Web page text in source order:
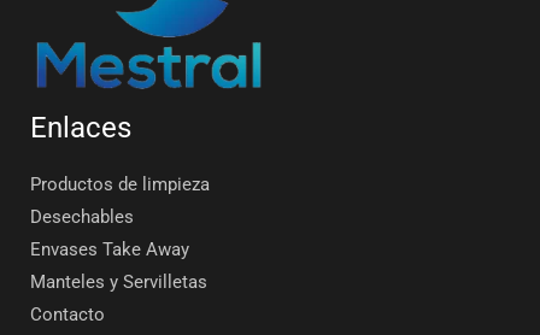
Enlaces
Productos de limpieza
Desechables
Envases Take Away
Manteles y Servilletas
Contacto